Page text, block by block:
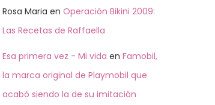
Rosa Maria en Operación Bikini 2009:
Las Recetas de Raffaella
Esa primera vez - Mi vida en Famobil,
la marca original de Playmobil que
acabó siendo la de su imitación